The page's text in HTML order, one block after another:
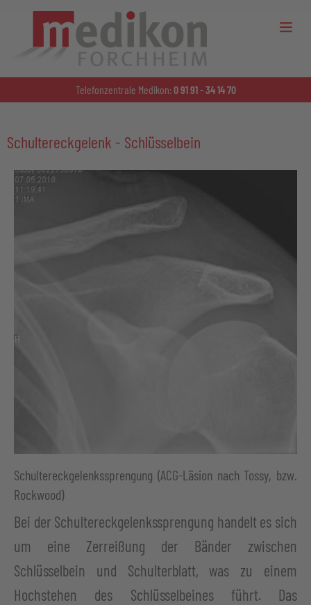
Telefonzentrale Medikon:0 91 91 - 34 14 70
Schultereckgelenk - Schlüsselbein
Schultereckgelenkssprengung (ACG-Läsion nach Tossy, bzw.
Rockwood)
Bei der Schultereckgelenkssprengung handelt es sich
um eine Zerreißung der Bänder zwischen
Schlüsselbein und Schulterblatt, was zu einem
Hochstehen des Schlüsselbeines führt. Das